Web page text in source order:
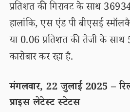
प्रतिशत की गिरावट के साथ
हालांकि, एस एंड पी बीएसई
या 0.06 प्रतिशत की तेजी के
कारोबार कर रहा है.
मंगलवार, 22 जुलाई 2025 –
प्राइस लेटेस्ट स्टेटस